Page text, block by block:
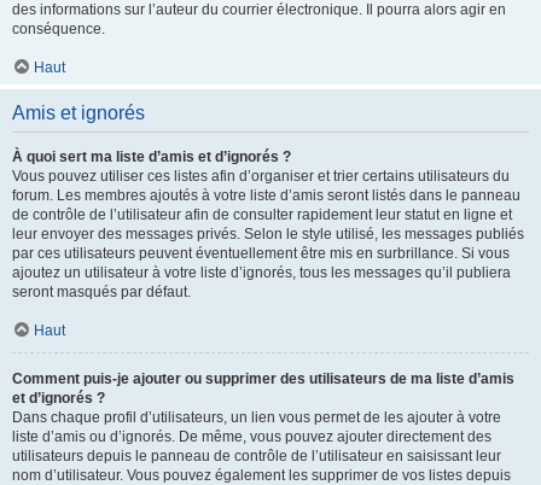
des informations sur l’auteur du courrier électronique. Il pourra alors agir en
conséquence.
Haut
Amis et ignorés
À quoi sert ma liste d’amis et d’ignorés ?
Vous pouvez utiliser ces listes afin d’organiser et trier certains utilisateurs du
forum. Les membres ajoutés à votre liste d’amis seront listés dans le panneau
de contrôle de l’utilisateur afin de consulter rapidement leur statut en ligne et
leur envoyer des messages privés. Selon le style utilisé, les messages publiés
par ces utilisateurs peuvent éventuellement être mis en surbrillance. Si vous
ajoutez un utilisateur à votre liste d’ignorés, tous les messages qu’il publiera
seront masqués par défaut.
Haut
Comment puis-je ajouter ou supprimer des utilisateurs de ma liste d’amis
et d’ignorés ?
Dans chaque profil d’utilisateurs, un lien vous permet de les ajouter à votre
liste d’amis ou d’ignorés. De même, vous pouvez ajouter directement des
utilisateurs depuis le panneau de contrôle de l’utilisateur en saisissant leur
nom d’utilisateur. Vous pouvez également les supprimer de vos listes depuis